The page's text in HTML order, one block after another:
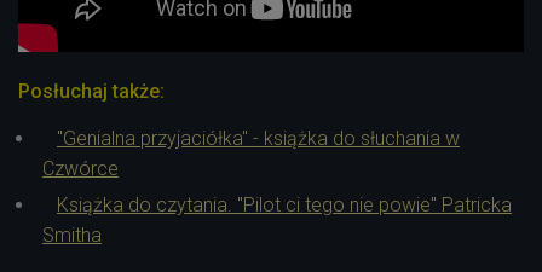
Posłuchaj także:
"Genialna przyjaciółka" - książka do słuchania w
Czwórce
Książka do czytania. "Pilot ci tego nie powie" Patricka
Smitha